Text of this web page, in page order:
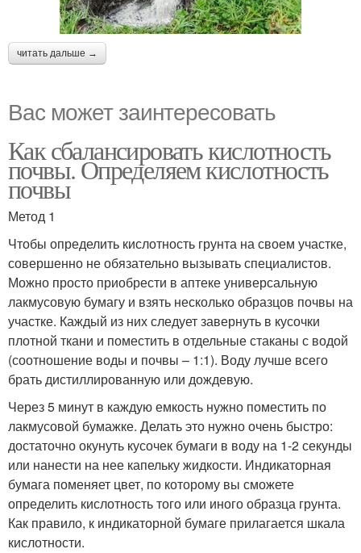
читать дальше →
Вас может заинтересовать
Как сбалансировать кислотность
почвы. Определяем кислотность
почвы
Метод 1
Чтобы определить кислотность грунта на своем участке,
совершенно не обязательно вызывать специалистов.
Можно просто приобрести в аптеке универсальную
лакмусовую бумагу и взять несколько образцов почвы на
участке. Каждый из них следует завернуть в кусочки
плотной ткани и поместить в отдельные стаканы с водой
(соотношение воды и почвы – 1:1). Воду лучше всего
брать дистиллированную или дождевую.
Через 5 минут в каждую емкость нужно поместить по
лакмусовой бумажке. Делать это нужно очень быстро:
достаточно окунуть кусочек бумаги в воду на 1-2 секунды
или нанести на нее капельку жидкости. Индикаторная
бумага поменяет цвет, по которому вы сможете
определить кислотность того или иного образца грунта.
Как правило, к индикаторной бумаге прилагается шкала
кислотности.